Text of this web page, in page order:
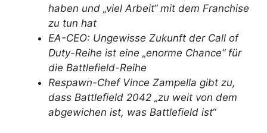
haben und „viel Arbeit“ mit dem Franchise
zu tun hat
EA-CEO: Ungewisse Zukunft der Call of
Duty-Reihe ist eine „enorme Chance“ für
die Battlefield-Reihe
Respawn-Chef Vince Zampella gibt zu,
dass Battlefield 2042 „zu weit von dem
abgewichen ist, was Battlefield ist“